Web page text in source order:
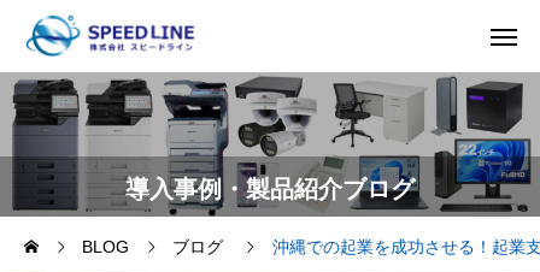
導入事例・製品紹介ブログ
BLOG ブログ 沖縄での起業を成功させる！起業